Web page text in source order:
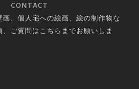
CONTACT
、個人宅への絵画、絵の制作物な
ご質問はこちらまでお願いしま